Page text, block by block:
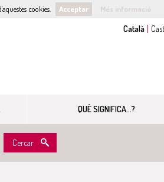
cookies. Acceptar Més informació
QUÈ SIGNIFICA...?
Cercar